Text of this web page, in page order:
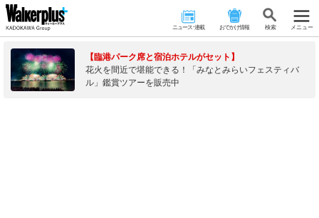
ニュース･連載 おでかけ情報 検 索 メニュー
【臨港パーク席と宿泊ホテルがセット】
花火を間近で堪能できる！「みなとみらいフェスティバ
ル」鑑賞ツアーを販売中